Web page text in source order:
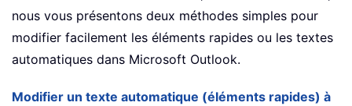
nous vous présentons deux méthodes simples pour
modifier facilement les éléments rapides ou les textes
automatiques dans Microsoft Outlook.
Modifier un texte automatique (éléments rapides) à